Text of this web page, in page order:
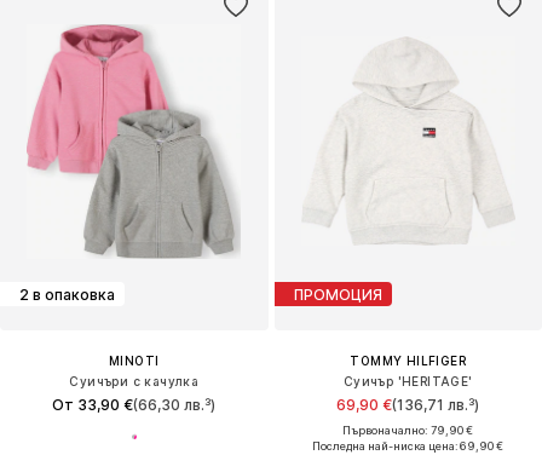
2 в опаковка
MINOTI
Суичъри с качулка
От 33,90 €(66,30 лв.³)
ПРОМОЦИЯ
TOMMY HILFIGER
Суичър 'HERITAGE'
69,90 €(136,71 лв.³)
Първоначално: 79,90 €
Последна най-ниска цена:69,90 €